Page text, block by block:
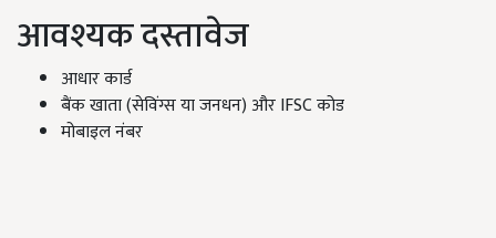
आवश्यक दस्तावेज
आधार कार्ड
बैंक खाता (सेविंग्स या जनधन) और IFSC कोड
मोबाइल नंबर